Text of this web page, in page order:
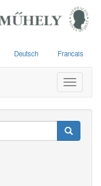
Deutsch Francais
Toggle